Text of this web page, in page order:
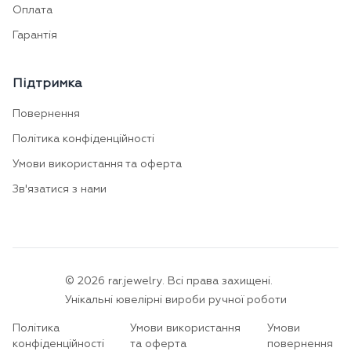
Оплата
Гарантія
Підтримка
Повернення
Політика конфіденційності
Умови використання та оферта
Зв'язатися з нами
© 2026 rar.jewelry.
Всі права захищені.
Унікальні ювелірні вироби ручної роботи
Політика
конфіденційності
Умови використання
та оферта
Умови
повернення